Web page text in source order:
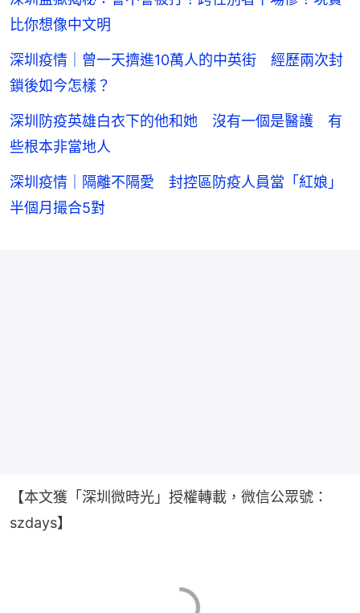
比你想像中文明
深圳疫情｜曾一天擠進10萬人的中英街 經歷兩次封
鎖後如今怎樣？
深圳防疫英雄白衣下的他和她 沒有一個是醫護 有
些根本非當地人
深圳疫情｜隔離不隔愛 封控區防疫人員當「紅娘」
半個月撮合5對
【本文獲「深圳微時光」授權轉載，微信公眾號：
szdays】